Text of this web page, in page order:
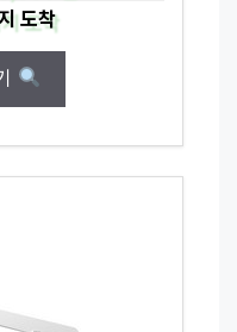
도착